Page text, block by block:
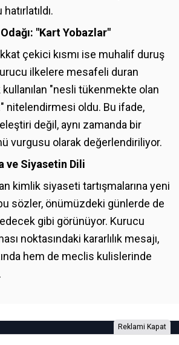
"Kart Yobazlar"
çekici kısmı ise muhalif duruş
ilkelere mesafeli duran
"nesli tükenmekte olan
nitelendirmesi oldu. Bu ifade,
değil, aynı zamanda bir
vurgusu olarak değerlendiriliyor.
ve Siyasetin Dili
kimlik siyaseti tartışmalarına yeni
sözler, önümüzdeki günlerde de
gibi görünüyor. Kurucu
noktasındaki kararlılık mesajı,
hem de meclis kulislerinde
Reklami Kapat